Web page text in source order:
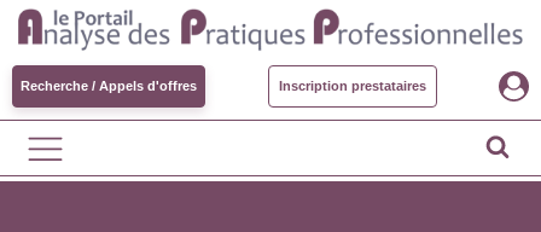
Recherche / Appels d'offres Inscription prestataires